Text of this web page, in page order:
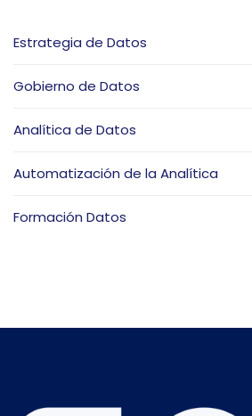
Estrategia de Datos
Gobierno de Datos
Analítica de Datos
Automatización de la Analítica
Formación Datos